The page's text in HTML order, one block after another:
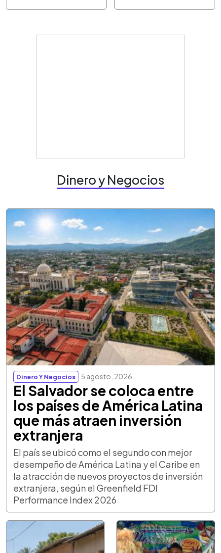
Dinero y Negocios
Dinero Y Negocios 5 agosto, 2026
El Salvador se coloca entre
los países de América Latina
que más atraen inversión
extranjera
El país se ubicó como el segundo con mejor
desempeño de América Latina y el Caribe en
la atracción de nuevos proyectos de inversión
extranjera, según el Greenfield FDI
Performance Index 2026